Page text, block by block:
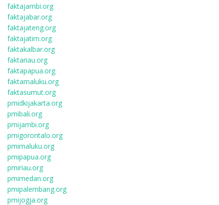
faktajambi.org
faktajabar.org
faktajateng.org
faktajatim.org
faktakalbar.org
faktariau.org
faktapapua.org
faktamaluku.org
faktasumut.org
pmidkijakarta.org
pmibali.org
pmijambi.org
pmigorontalo.org
pmimaluku.org
pmipapua.org
pmiriau.org
pmimedan.org
pmipalembang.org
pmijogja.org